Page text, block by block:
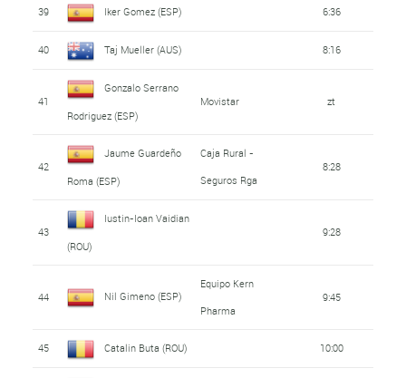
39 Iker Gomez (ESP) 6:36
40 Taj Mueller (AUS) 8:16
41
Gonzalo Serrano
Rodriguez (ESP)
Movistar zt
42
Jaume Guardeño
Roma (ESP)
Caja Rural -
Seguros Rga
8:28
43
Iustin-Ioan Vaidian
(ROU)
9:28
44 Nil Gimeno (ESP)
Equipo Kern
Pharma
9:45
45 Catalin Buta (ROU) 10:00